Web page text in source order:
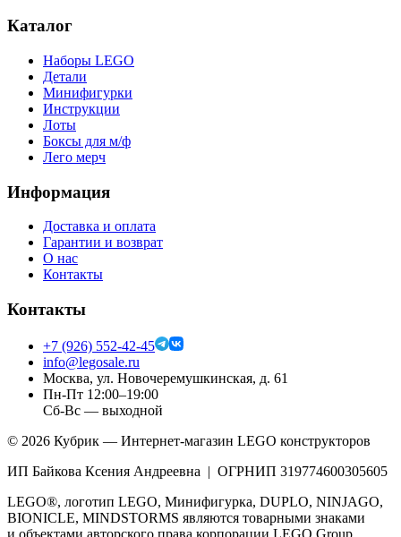
Каталог
Наборы LEGO
Детали
Минифигурки
Инструкции
Лоты
Боксы для м/ф
Лего мерч
Информация
Доставка и оплата
Гарантии и возврат
О нас
Контакты
Контакты
+7 (926) 552-42-45
info@legosale.ru
Москва, ул. Новочеремушкинская, д. 61
Пн-Пт 12:00–19:00
Сб-Вс — выходной
© 2026 Кубрик — Интернет-магазин LEGO конструкторов
ИП Байкова Ксения Андреевна | ОГРНИП 319774600305605
LEGO®, логотип LEGO, Минифигурка, DUPLO, NINJAGO,
BIONICLE, MINDSTORMS являются товарными знаками
и объектами авторского права корпорации LEGO Group.